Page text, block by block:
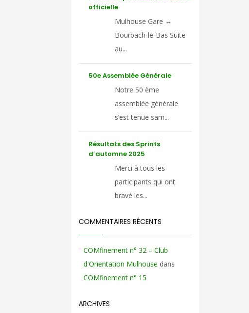
officielle
Mulhouse Gare ↔
Bourbach-le-Bas Suite
au...
50e Assemblée Générale
Notre 50 ème
assemblée générale
s’est tenue sam...
Résultats des Sprints
d’automne 2025
Merci à tous les
participants qui ont
bravé les...
COMMENTAIRES RÉCENTS
COMfinement n° 32 – Club
d'Orientation Mulhouse dans
COMfinement n° 15
ARCHIVES